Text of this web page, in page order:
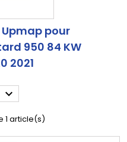
pour
950 84 KW
2021

1 article(s)